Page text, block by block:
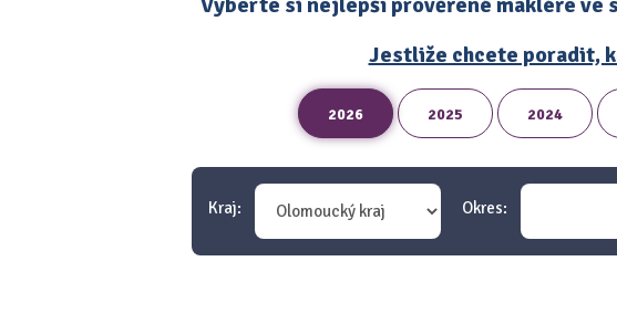
Jestliže chcete poradit,
2026 2025 2024
Kraj: Okres: